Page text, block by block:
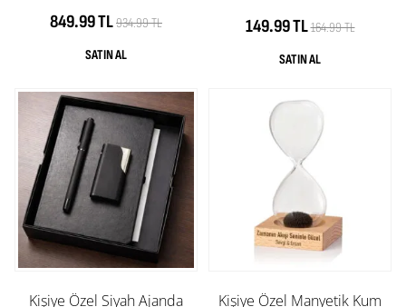
849.99 TL934.99 TL 149.99 TL164.99 TL
Kişiye Özel Siyah Ajanda
Kişiye Özel Manyetik Kum